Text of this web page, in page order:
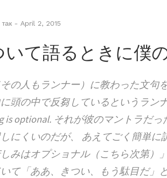
- April 2, 2015
て語るときに僕
の人もランナー）に教わった文句
頭の中で反芻しているというラン
is optional. それが彼のマントラだ
にくいのだが、 あえてごく簡単に
みはオプショナル（こちら次第）
て「ああ、きつい、もう駄目だ」